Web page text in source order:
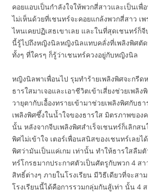
คอยแอบเป็นกำลังใจให้พวกสี่สาวและเป็นเพื่
ไม่เห็นด้วยที่เชนทร์จะคอยแกล้งพวกสี่สาว เ
ไหนเคยปฏิเสธเขาเลย และในที่สุดเชนทร์ก็จี
นี้รู้ไปถึงหญิงนิลหญิงนิลแทบคลั่งที่เพลิงพิศตั
ทั้งๆ ที่ใครๆ ก็รู้ว่าเชนทร์ควงอยู่กับหญิงนิล
หญิงนิลพาเพื่อนไป รุมทำร้ายเพลิงพิศจะกรีด
ธารใสมาเจอและเอาชีวิตเข้าเสี่ยงช่วยเพลิง
วายุตากับเอื้องทรายเข้ามาช่วยเพลิงพิศกับธ
เพลิงพิศซึ้งในน้ำใจของธารใส มิตรภาพของ
นั้น หลังจากจีบเพลิงพิศสำเร็จเชนทร์ก็เลิกสน
พิศไม่เข้าใจ เตอร์เพื่อนสนิสของเชนทร์เลยไ
พิศว่ามันเป็นแค่เกม เท่านั้น ทำให้ธารใสลืม
ทร์โกรธมากประกาศตัวเป็นศัตรูกับพวก 4 ส
สิทธิ์ต่างๆ ภายในโรงเรียน มีวิธีเดียวที่จะสา
โรงเรียนนี้ได้คือการรวมกลุ่มกันสู้เท่า นั้น 4